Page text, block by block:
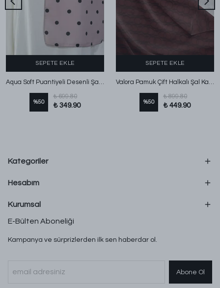
SEPETE EKLE
Aqua Soft Puantiyeli Desenli Şal Gül
%50
₺ 699.80
₺ 349.90
SEPETE EKLE
Valora Pamuk Çift Halkalı Şal Kahve
%50
₺ 899.80
₺ 449.90
Kategoriler
Hesabım
Kurumsal
E-Bülten Aboneliği
Kampanya ve sürprizlerden ilk sen haberdar ol.
Abone Ol